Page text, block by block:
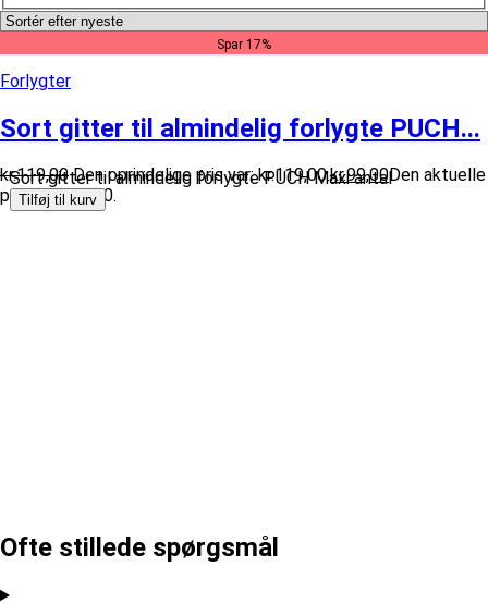
Spar 17%
Forlygter
Sort gitter til almindelig forlygte PUCH...
kr.119,00 Den oprindelige pris var: kr.119,00.kr.99,00Den aktuelle
pris er: kr.99,00.
Sort gitter til almindelig forlygte PUCH Maxi antal
Tilføj til kurv
Ofte stillede spørgsmål